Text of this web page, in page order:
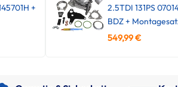
+
2.5TDI 131PS
BDZ +
549,99€